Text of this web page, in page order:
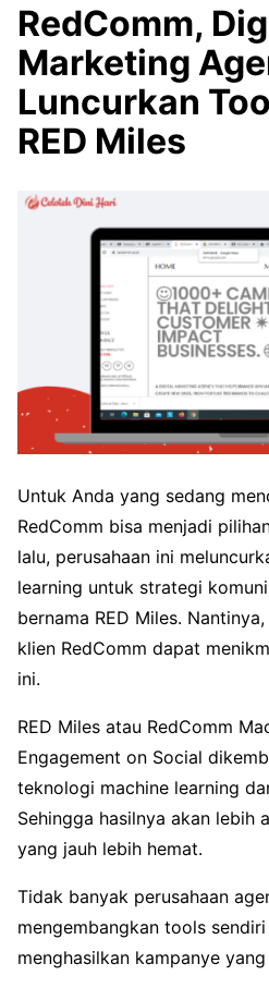
RedComm,
Marketing
Luncurkan
RED Miles
Untuk Anda yang sedang
RedComm bisa menjadi
lalu, perusahaan ini
learning untuk strategi
bernama RED Miles.
klien RedComm dapat
ini.
RED Miles atau RedComm
Engagement on Social
teknologi machine learning
Sehingga hasilnya akan lebih
yang jauh lebih hemat.
Tidak banyak perusahaan
mengembangkan tools
menghasilkan kampanye